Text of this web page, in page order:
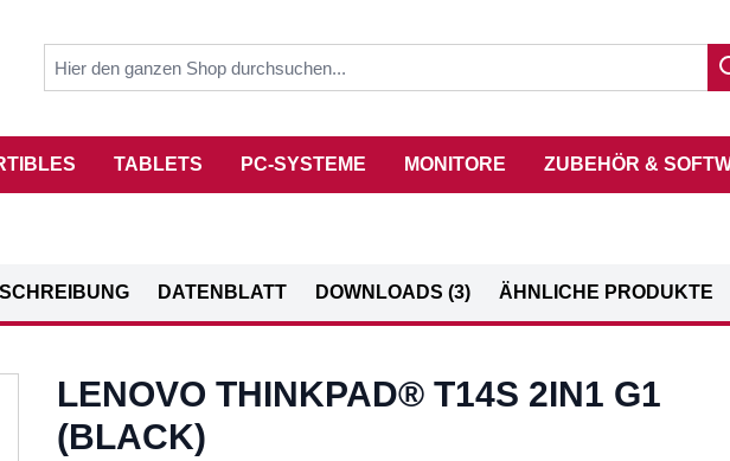
TABLETS PC-SYSTEME MONITORE ZUBEHÖR &
DATENBLATT DOWNLOADS (3) ÄHNLICHE PRODUKTE
LENOVO THINKPAD® T14S 2IN1 G1
(BLACK)